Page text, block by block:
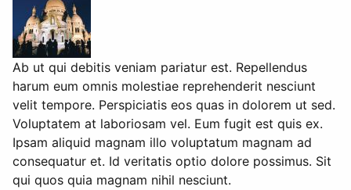
Ab ut qui debitis veniam pariatur est. Repellendus
harum eum omnis molestiae reprehenderit nesciunt
velit tempore. Perspiciatis eos quas in dolorem ut sed.
Voluptatem at laboriosam vel. Eum fugit est quis ex.
Ipsam aliquid magnam illo voluptatum magnam ad
consequatur et. Id veritatis optio dolore possimus. Sit
qui quos quia magnam nihil nesciunt.